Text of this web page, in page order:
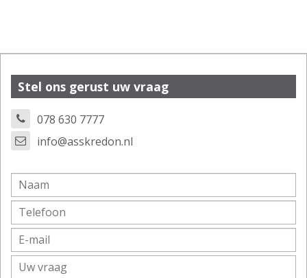
Stel ons gerust uw vraag
078 630 7777
info@asskredon.nl